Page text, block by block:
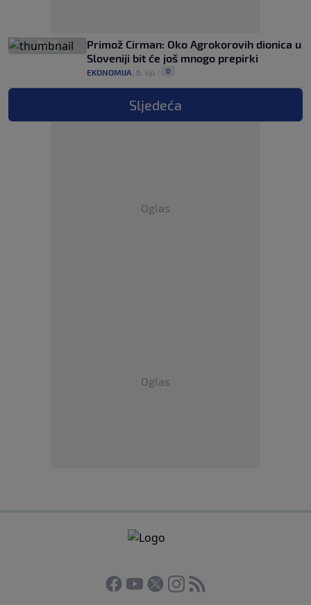
Primož Cirman: Oko Agrokorovih dionica u
Sloveniji bit će još mnogo prepirki
EKONOMIJA 6. lip. 0
Sljedeća
Oglas
Oglas